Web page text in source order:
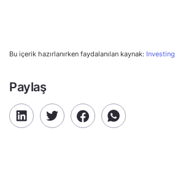
Bu içerik hazırlanırken faydalanılan kaynak: Investing
Paylaş